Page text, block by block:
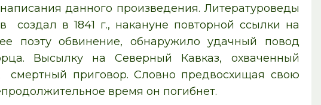
данного произведения. Литературоведы
создал в 1841 г., накануне повторной ссылки на
поэту обвинение, обнаружило удачный повод
Высылку на Северный Кавказ, охваченный
приговор. Словно предвосхищая свою
время он погибнет.